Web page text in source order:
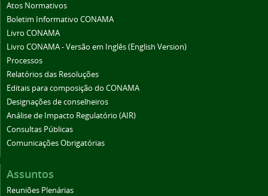
Atos Normativos
Boletim Informativo CONAMA
Livro CONAMA
Livro CONAMA - Versão em Inglês (English Version)
Processos
Relatórios das Resoluções
Editais para composição do CONAMA
Designações de conselheiros
Análise de Impacto Regulatório (AIR)
Consultas Públicas
Comunicações Obrigatórias
Assuntos
Reuniões Plenárias